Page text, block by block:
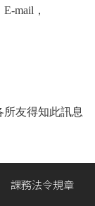
mail，
友得知此訊息
課務法令規章